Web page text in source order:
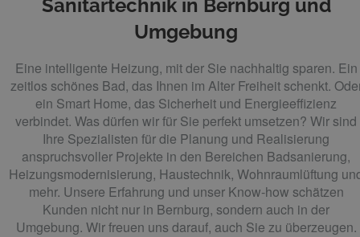
Sanitärtechnik in Bernburg und
Umgebung
Eine intelligente Heizung, mit der Sie nachhaltig sparen. Ein
zeitlos schönes Bad, das Ihnen im Alter Freiheit schenkt.
ein Smart Home, das Sicherheit und Energieeffizienz
verbindet. Was dürfen wir für Sie perfekt umsetzen? Wir sind
Ihre Spezialisten für die Planung und Realisierung
anspruchsvoller Projekte in den Bereichen Badsanierung,
Heizungsmodernisierung, Haustechnik, Wohnraumlüftung
mehr. Unsere Erfahrung und unser Know-how schätzen
Kunden nicht nur in Bernburg, sondern auch in der
Umgebung. Wir freuen uns darauf, auch Sie zu überzeugen.